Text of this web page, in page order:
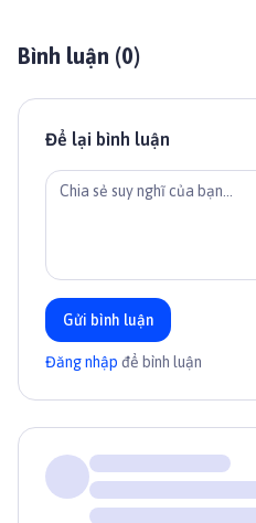
Bình luận (0)
Để lại bình luận
Gửi bình luận
Đăng nhập để bình luận